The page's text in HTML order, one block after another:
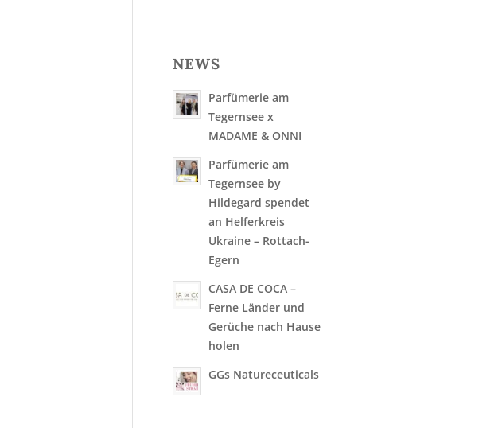
NEWS
Parfümerie am
Tegernsee x
MADAME & ONNI
Parfümerie am
Tegernsee by
Hildegard spendet
an Helferkreis
Ukraine – Rottach-
Egern
CASA DE COCA –
Ferne Länder und
Gerüche nach Hause
holen
GGs Natureceuticals